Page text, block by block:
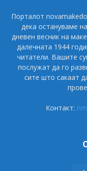
Порталот
дека остануваме
дневен весник на
далечната 1944
читатели. Вашите
послужат да го
сите што сакаат
Контакт: